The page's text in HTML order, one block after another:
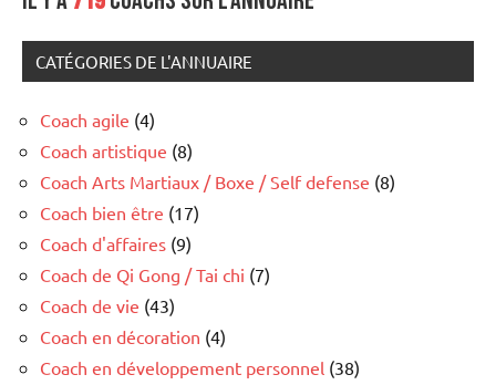
CATÉGORIES DE L'ANNUAIRE
Coach agile (4)
Coach artistique (8)
Coach Arts Martiaux / Boxe / Self defense (8)
Coach bien être (17)
Coach d'affaires (9)
Coach de Qi Gong / Tai chi (7)
Coach de vie (43)
Coach en décoration (4)
Coach en développement personnel (38)